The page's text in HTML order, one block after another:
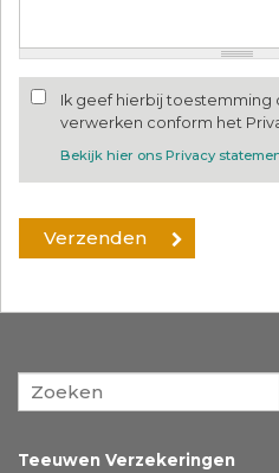
Ik geef hierbij toestemming
verwerken conform het
Bekijk hier ons Privacy
Teeuwen Verzekeringen